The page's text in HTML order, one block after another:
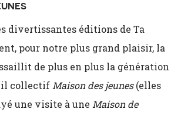
divertissantes éditions de Ta
pour notre plus grand plaisir, la
de plus en plus la génération
collectif Maison des jeunes(elles
une visite à une Maison de